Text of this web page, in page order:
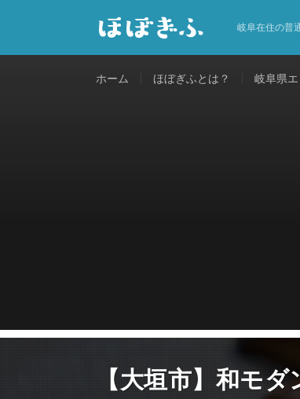
岐阜在住の普
ホーム ほぼぎふとは？ 岐阜県
【大垣市】和モ